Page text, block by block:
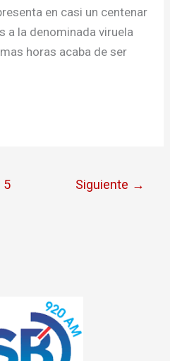
en casi un centenar
a la denominada viruela
horas acaba de ser
5 Siguiente →